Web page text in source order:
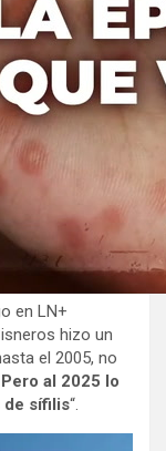
en LN+
hizo un
el 2005, no
Pero al 2025 lo
de sífilis“.